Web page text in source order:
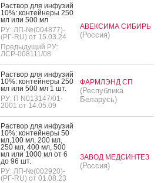
Рас­твор для ин­фу­зий
10%: кон­тей­не­ры 250
мл или 500 мл
РУ: ЛП-№(004877)-
(РГ-RU) от 15.03.24
Предыдущий РУ:
ЛСР-008111/08
АВЕКСИМА СИБИРЬ
(Россия)
Рас­твор для ин­фу­зий
10%: кон­тей­не­ры 250
мл или 500 мл 1 шт.
РУ: П N013147/01-
2001 от 14.05.09
ФАРМЛЭНД СП
(Республика
Беларусь)
Рас­твор для ин­фу­зий
10%: кон­тей­не­ры 50
мл,100 мл, 200 мл,
250 мл, 400 мл, 500
мл или 1000 мл от 6
до 96 шт.
РУ: ЛП-№(002920)-
(РГ-RU) от 01.08.23
ЗАВОД МЕДСИНТЕЗ
(Россия)